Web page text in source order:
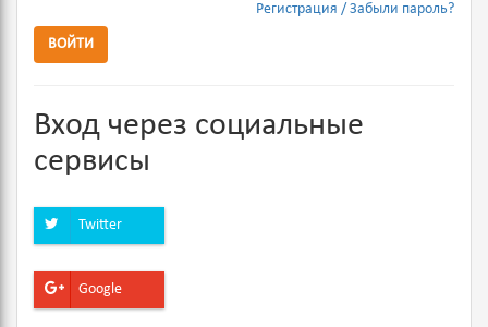
Забыли пароль?
Регистрация
ВОЙТИ
Вход через социальные
сервисы
Twitter
Google